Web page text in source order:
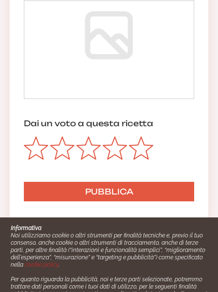
Dai un voto a questa ricetta
Informativa
Noi utilizziamo cookie o altri strumenti per finalità tecniche e, previo il tuo
consenso, anche cookie o altri strumenti di tracciamento, anche di terze
parti, per altre finalità (“interazioni e funzionalità semplici”, “miglioramento
dell'esperienza”, “misurazione” e “targeting e pubblicità”) come specificato
nellacookie policy.
Per quanto riguarda la pubblicità, noi e terze parti selezionate, potremmo
trattare dati personali come i tuoi dati di utilizzo, per le seguenti finalità